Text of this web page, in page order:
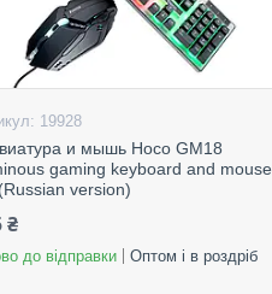
19928
и мышь Hoco GM18
gaming keyboard and mouse
version)
₴
до відправки Оптом і в роздріб